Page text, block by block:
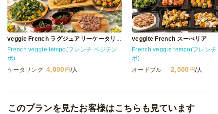
veggie French ラグジュアリーケータリング
French veggie tempo(フレンチ ベジテン
ポ)
ケータリング 4,000 円/人
veggite French スーぺリア
French veggie tempo(フレンチ
ポ)
オードブル
2,500 円/人
このプランを見たお客様はこちらも見ています